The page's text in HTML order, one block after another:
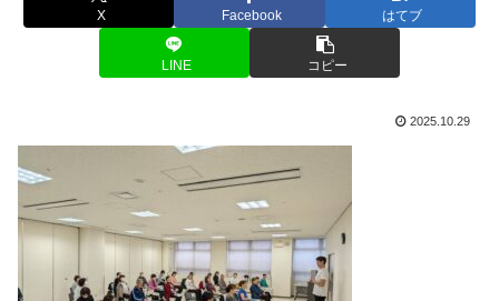
X Facebook はてブ
LINE コピー
2025.10.29